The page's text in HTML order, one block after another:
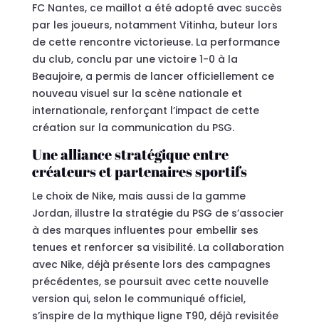
FC Nantes, ce maillot a été adopté avec succès
par les joueurs, notamment Vitinha, buteur lors
de cette rencontre victorieuse. La performance
du club, conclu par une victoire 1-0 à la
Beaujoire, a permis de lancer officiellement ce
nouveau visuel sur la scène nationale et
internationale, renforçant l’impact de cette
création sur la communication du PSG.
Une alliance stratégique entre
créateurs et partenaires sportifs
Le choix de Nike, mais aussi de la gamme
Jordan, illustre la stratégie du PSG de s’associer
à des marques influentes pour embellir ses
tenues et renforcer sa visibilité. La collaboration
avec Nike, déjà présente lors des campagnes
précédentes, se poursuit avec cette nouvelle
version qui, selon le communiqué officiel,
s’inspire de la mythique ligne T90, déjà revisitée